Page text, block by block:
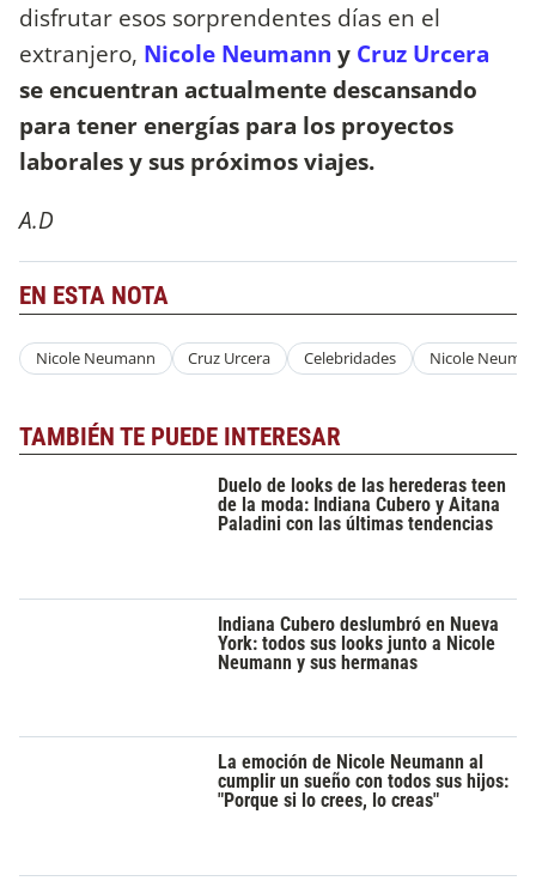
disfrutar esos sorprendentes días en el
extranjero, Nicole Neumann y Cruz Urcera
se encuentran actualmente descansando
para tener energías para los proyectos
laborales y sus próximos viajes.
A.D
EN ESTA NOTA
Nicole Neumann Cruz Urcera Celebridades Nicole
TAMBIÉN TE PUEDE INTERESAR
Duelo de looks de las herederas teen
de la moda: Indiana Cubero y Aitana
Paladini con las últimas tendencias
Indiana Cubero deslumbró en Nueva
York: todos sus looks junto a Nicole
Neumann y sus hermanas
La emoción de Nicole Neumann al
cumplir un sueño con todos sus hijos:
"Porque si lo crees, lo creas"